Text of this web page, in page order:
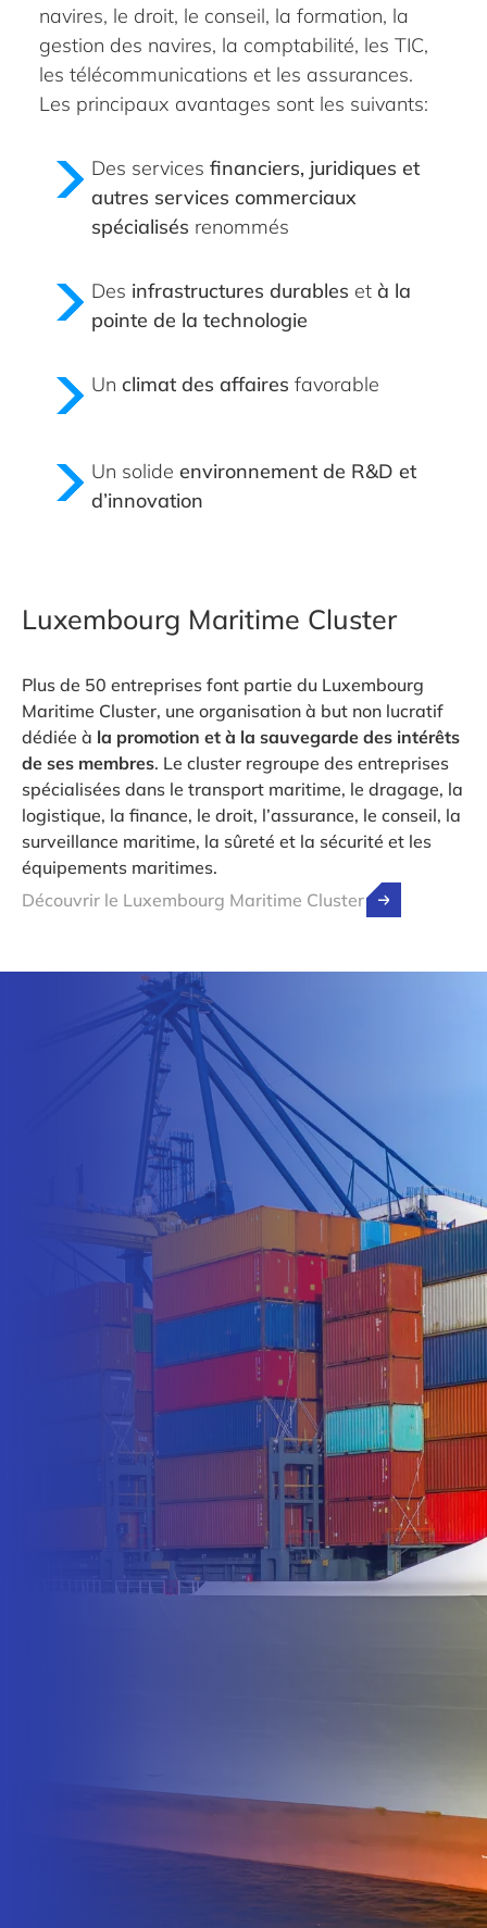
navires, le droit, le conseil, la formation, la
gestion des navires, la comptabilité, les TIC,
les télécommunications et les assurances.
Les principaux avantages sont les suivants:
Des services financiers, juridiques et
autres services commerciaux
spécialisés renommés
Des infrastructures durables et à la
pointe de la technologie
Un climat des affaires favorable
Un solide environnement de R&D et
d’innovation
Luxembourg Maritime Cluster
Plus de 50 entreprises font partie du Luxembourg
Maritime Cluster, une organisation à but non lucratif
dédiée à la promotion et à la sauvegarde des intérêts
de ses membres. Le cluster regroupe des entreprises
spécialisées dans le transport maritime, le dragage, la
logistique, la finance, le droit, l’assurance, le conseil, la
surveillance maritime, la sûreté et la sécurité et les
équipements maritimes.
Découvrir le Luxembourg Maritime Cluster